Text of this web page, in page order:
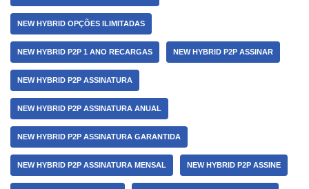
NEW HYBRID OPÇÕES ILIMITADAS
NEW HYBRID P2P 1 ANO RECARGAS NEW HYBRID P2P ASSINAR
NEW HYBRID P2P ASSINATURA
NEW HYBRID P2P ASSINATURA ANUAL
NEW HYBRID P2P ASSINATURA GARANTIDA
NEW HYBRID P2P ASSINATURA MENSAL NEW HYBRID P2P ASSINE